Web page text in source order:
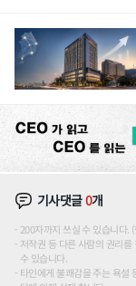
기사댓글0개
200자까지 쓰실 수 있습니다
저작권 등 다른 사람의 권리
수 있습니다.
타인에게 불쾌감을 주는 욕설